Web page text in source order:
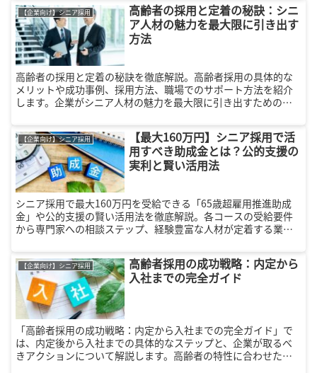
【企業向け】シニア採用
高齢者の採用と定着の秘訣：シニ
ア人材の魅力を最大限に引き出す
方法
高齢者の採用と定着の秘訣を徹底解説。高齢者採用の具体的な
メリットや成功事例、採用方法、職場でのサポート方法を紹介
します。企業がシニア人材の魅力を最大限に引き出すための実
【企業向け】シニア採用
【最大160万円】シニア採用で活
用すべき助成金とは？公的支援の
実利と賢い活用法
シニア採用で最大160万円を受給できる「65歳超雇用推進助成
金」や公的支援の賢い活用法を徹底解説。各コースの受給要件
から専門家への相談ステップ、経験豊富な人材が定着する業務
の生産性を高める実践的な情報をお届けします。
【企業向け】シニア採用
高齢者採用の成功戦略：内定から
入社までの完全ガイド
「高齢者採用の成功戦略：内定から入社までの完全ガイド」で
は、内定後から入社までの具体的なステップと、企業が取るべ
きアクションについて解説します。高齢者の特性に合わせたフ